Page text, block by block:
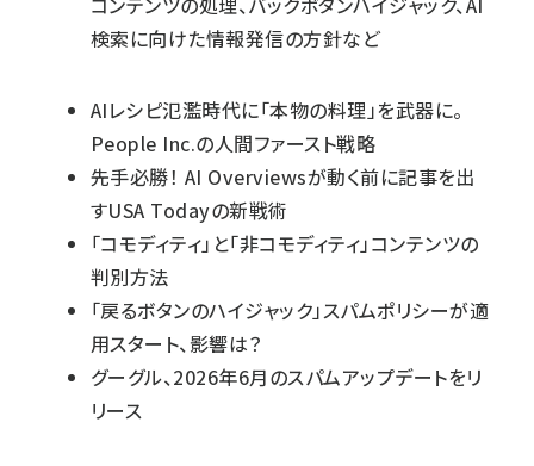
検索に向けた情報発信の方針など
AIレシピ氾濫時代に「本物の料理」を武器に。
People Inc.の人間ファースト戦略
先手必勝！ AI Overviewsが動く前に記事を出
すUSA Todayの新戦術
「コモディティ」と「非コモディティ」コンテンツの
判別方法
「戻るボタンのハイジャック」スパムポリシーが適
用スタート、影響は？
グーグル、2026年6月のスパムアップデートをリ
リース